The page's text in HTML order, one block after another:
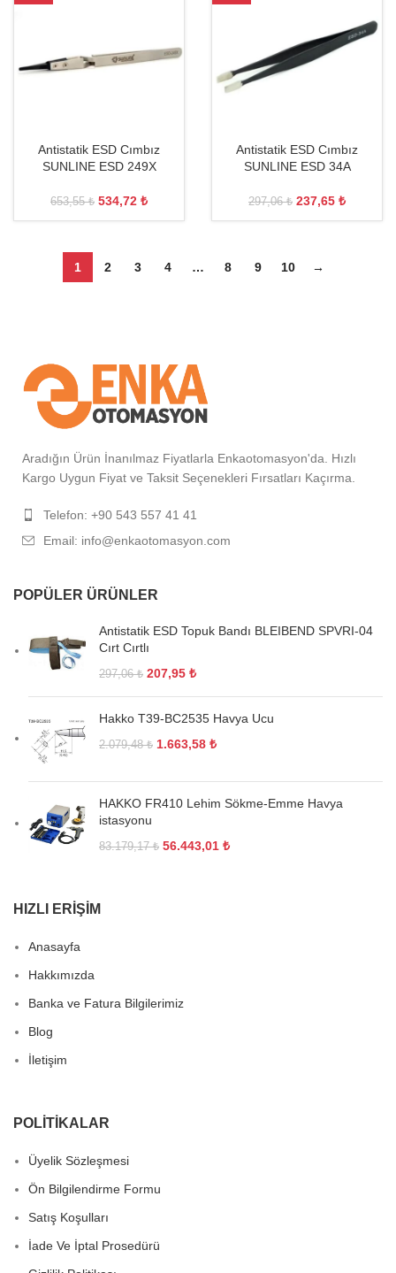
Antistatik ESD Cımbız
SUNLINE ESD 249X
653,55₺ 534,72 ₺
Antistatik ESD Cımbız
SUNLINE ESD 34A
297,06₺ 237,65 ₺
1 2 3 4 … 8 9 10 →
Aradığın Ürün İnanılmaz Fiyatlarla Enkaotomasyon'da. Hızlı
Kargo Uygun Fiyat ve Taksit Seçenekleri Fırsatları Kaçırma.
Telefon: +90 543 557 41 41
Email: info@enkaotomasyon.com
POPÜLER ÜRÜNLER
Antistatik ESD Topuk Bandı BLEIBEND SPVRI-04
Cırt Cırtlı
297,06₺ 207,95 ₺
Hakko T39-BC2535 Havya Ucu
2.079,48₺ 1.663,58 ₺
HAKKO FR410 Lehim Sökme-Emme Havya
istasyonu
83.179,17₺ 56.443,01 ₺
HIZLI ERIŞIM
Anasayfa
Hakkımızda
Banka ve Fatura Bilgilerimiz
Blog
İletişim
POLITIKALAR
Üyelik Sözleşmesi
Ön Bilgilendirme Formu
Satış Koşulları
İade Ve İptal Prosedürü